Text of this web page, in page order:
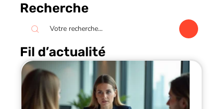
Recherche
Fil d’actualité